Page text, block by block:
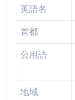
英語名
首都
公用語
地域